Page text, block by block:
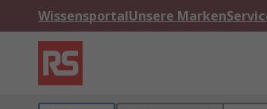
WissensportalUnsere Marken